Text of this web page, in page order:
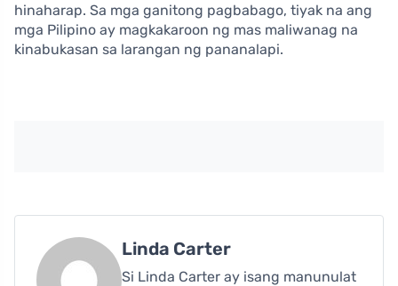
hinaharap. Sa mga ganitong pagbabago, tiyak na ang
mga Pilipino ay magkakaroon ng mas maliwanag na
kinabukasan sa larangan ng pananalapi.
Linda Carter
Si Linda Carter ay isang manunulat